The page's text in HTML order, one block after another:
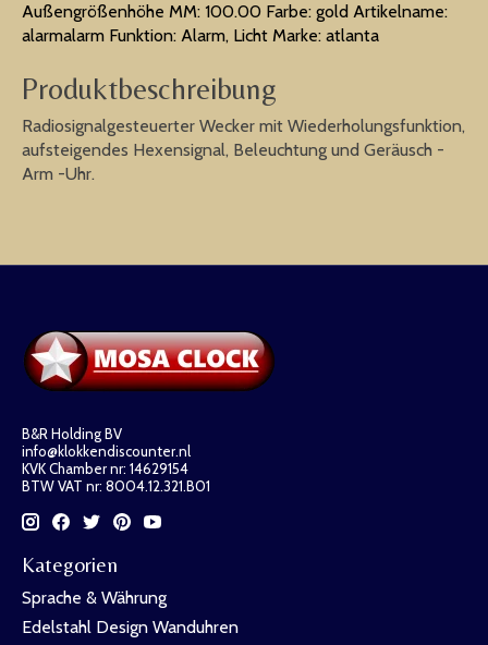
Außengrößenhöhe MM: 100.00 Farbe: gold Artikelname:
alarmalarm Funktion: Alarm, Licht Marke: atlanta
Produktbeschreibung
Radiosignalgesteuerter Wecker mit Wiederholungsfunktion,
aufsteigendes Hexensignal, Beleuchtung und Geräusch -
Arm -Uhr.
B&R Holding BV
info@klokkendiscounter.nl
KVK Chamber nr: 14629154
BTW VAT nr: 8004.12.321.B01
Kategorien
Sprache & Währung
Edelstahl Design Wanduhren